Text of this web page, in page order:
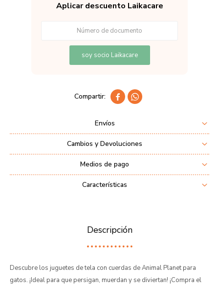
Aplicar descuento Laikacare
soy socio Laikacare
 
Envíos
Cambios y Devoluciones
Medios de pago
Características
Descripción
Descubre los juguetes de tela con cuerdas de Animal Planet para
gatos. ¡Ideal para que persigan, muerdan y se diviertan! ¡Compra el